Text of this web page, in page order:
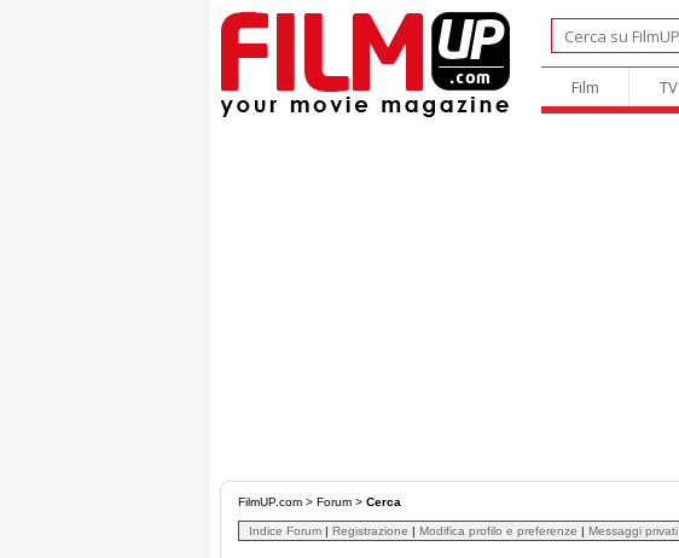
Film TV
FilmUP.com > Forum > Cerca
Indice Forum | Registrazione | Modifica profilo e preferenze | Messaggi privati